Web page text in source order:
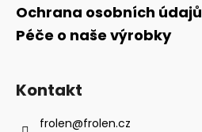
Ochrana osobních údajů
Péče o naše výrobky
Kontakt
frolen@frolen.cz